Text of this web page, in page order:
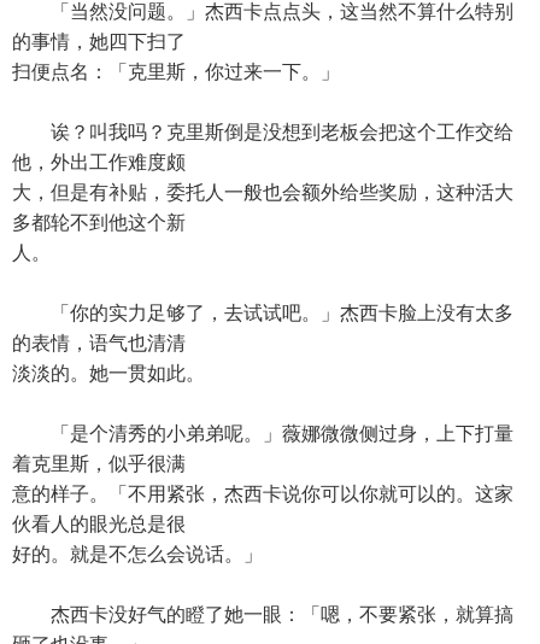
「当然没问题。」杰西卡点点头，这当然不算什么特别
的事情，她四下扫了
扫便点名：「克里斯，你过来一下。」
诶？叫我吗？克里斯倒是没想到老板会把这个工作交给
他，外出工作难度颇
大，但是有补贴，委托人一般也会额外给些奖励，这种活大
多都轮不到他这个新
人。
「你的实力足够了，去试试吧。」杰西卡脸上没有太多
的表情，语气也清清
淡淡的。她一贯如此。
「是个清秀的小弟弟呢。」薇娜微微侧过身，上下打量
着克里斯，似乎很满
意的样子。「不用紧张，杰西卡说你可以你就可以的。这家
伙看人的眼光总是很
好的。就是不怎么会说话。」
杰西卡没好气的瞪了她一眼：「嗯，不要紧张，就算搞